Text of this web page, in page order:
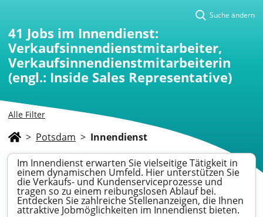
Alle Filter
Suche ändern
41 Jobs im Innendienst:
Verkaufsinnendienstmitarbeiter,
Verkaufsinnendienstmitarbeiterin
(engl.: Inside Sales Representative)
> Potsdam > Innendienst
Im Innendienst erwarten Sie vielseitige Tätigkeit in
einem dynamischen Umfeld. Hier unterstützen Sie
die Verkaufs- und Kundenserviceprozesse und
tragen so zu einem reibungslosen Ablauf bei.
Entdecken Sie zahlreiche Stellenanzeigen, die Ihnen
attraktive Jobmöglichkeiten im Innendienst bieten.